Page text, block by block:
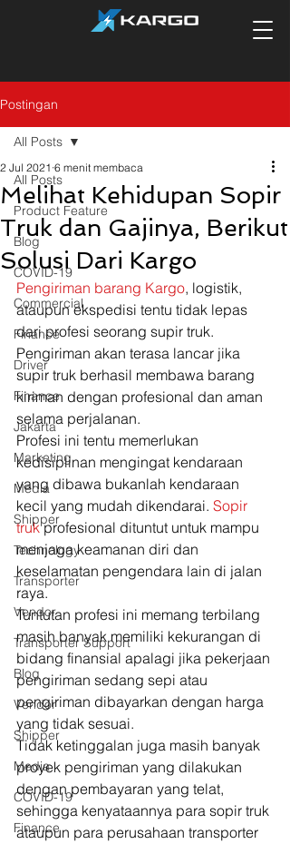
Postingan
All Posts
Product Feature
Blog
COVID-19
Commercial
Finance
Driver
Finance
Jakarta
Marketing
Media
Shipper
Technology
Transporter
Vendor
Transporter Support
Blog
Vendor
Shipper
Media
COVID-19
Finance
All Posts
Melihat Kehidupan Sopir
Truk dan Gajinya, Berikut
Solusi Dari Kargo
2 Jul 2021 6 menit membaca
Pengiriman barang Kargo, logistik,
ataupun ekspedisi tentu tidak lepas
dari profesi seorang supir truk.
Pengiriman akan terasa lancar jika
supir truk berhasil membawa barang
kiriman dengan profesional dan aman
selama perjalanan.
Profesi ini tentu memerlukan
kedisiplinan mengingat kendaraan
yang dibawa bukanlah kendaraan
kecil yang mudah dikendarai. Sopir
truk profesional dituntut untuk mampu
menjaga keamanan diri dan
keselamatan pengendara lain di jalan
raya.
Tuntutan profesi ini memang terbilang
masih banyak memiliki kekurangan di
bidang finansial apalagi jika pekerjaan
pengiriman sedang sepi atau
pengiriman dibayarkan dengan harga
yang tidak sesuai.
Tidak ketinggalan juga masih banyak
proyek pengiriman yang dilakukan
dengan pembayaran yang telat,
sehingga kenyataannya para sopir truk
ataupun para perusahaan transporter